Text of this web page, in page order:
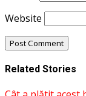
Website
Related Stories